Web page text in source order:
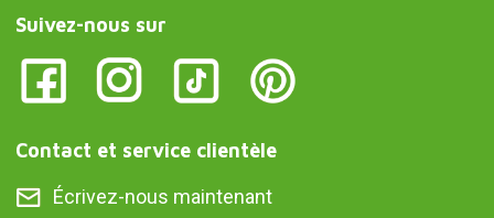
Suivez-nous sur
Contact et service clientèle
Écrivez-nous maintenant